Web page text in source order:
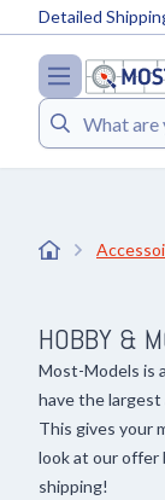
Detailed
Search
HOBBY &
Most-Models is
have the
This gives your
look at our offer
shipping!